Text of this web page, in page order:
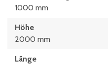
1000 mm
Höhe
2000 mm
Länge